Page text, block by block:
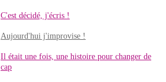
C'est décidé, j'écris !
Aujourd'hui j'improvise !
Il était une fois, une histoire pour changer de
cap